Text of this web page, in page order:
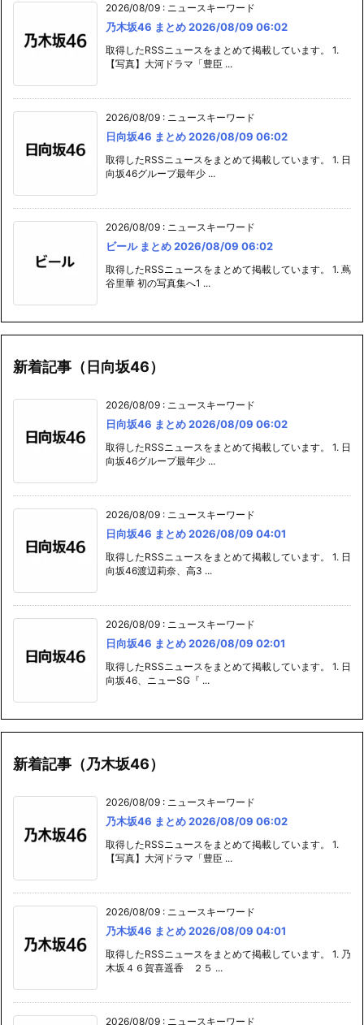
2026/08/09 : ニュースキーワード
乃木坂46 まとめ 2026/08/09 06:02
取得したRSSニュースをまとめて掲載しています。 1.
【写真】大河ドラマ「豊臣 ...
2026/08/09 : ニュースキーワード
日向坂46 まとめ 2026/08/09 06:02
取得したRSSニュースをまとめて掲載しています。 1. 日
向坂46グループ最年少 ...
2026/08/09 : ニュースキーワード
ビール まとめ 2026/08/09 06:02
取得したRSSニュースをまとめて掲載しています。 1. 蔦
谷里華 初の写真集へ1 ...
新着記事（日向坂46）
2026/08/09 : ニュースキーワード
日向坂46 まとめ 2026/08/09 06:02
取得したRSSニュースをまとめて掲載しています。 1. 日
向坂46グループ最年少 ...
2026/08/09 : ニュースキーワード
日向坂46 まとめ 2026/08/09 04:01
取得したRSSニュースをまとめて掲載しています。 1. 日
向坂46渡辺莉奈、高3 ...
2026/08/09 : ニュースキーワード
日向坂46 まとめ 2026/08/09 02:01
取得したRSSニュースをまとめて掲載しています。 1. 日
向坂46、ニューSG『 ...
新着記事（乃木坂46）
2026/08/09 : ニュースキーワード
乃木坂46 まとめ 2026/08/09 06:02
取得したRSSニュースをまとめて掲載しています。 1.
【写真】大河ドラマ「豊臣 ...
2026/08/09 : ニュースキーワード
乃木坂46 まとめ 2026/08/09 04:01
取得したRSSニュースをまとめて掲載しています。 1. 乃
木坂４６賀喜遥香 ２５ ...
2026/08/09 : ニュースキーワード